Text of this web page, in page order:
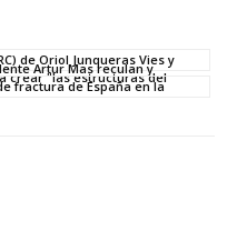
de Oriol Junqueras Vies y
Artur Mas reculan y
crear "las estructuras del
fractura de España en la